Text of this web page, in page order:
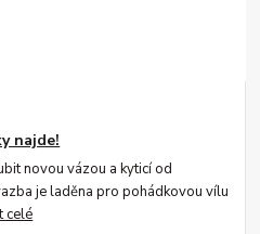
najde!
novou vázou a kyticí od
je laděna pro pohádkovou vílu
celé